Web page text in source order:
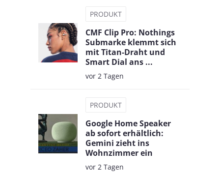
PRODUKT
CMF Clip Pro: Nothings
Submarke klemmt sich
mit Titan-Draht und
Smart Dial ans ...
vor 2 Tagen
PRODUKT
Google Home Speaker
ab sofort erhältlich:
Gemini zieht ins
Wohnzimmer ein
vor 2 Tagen